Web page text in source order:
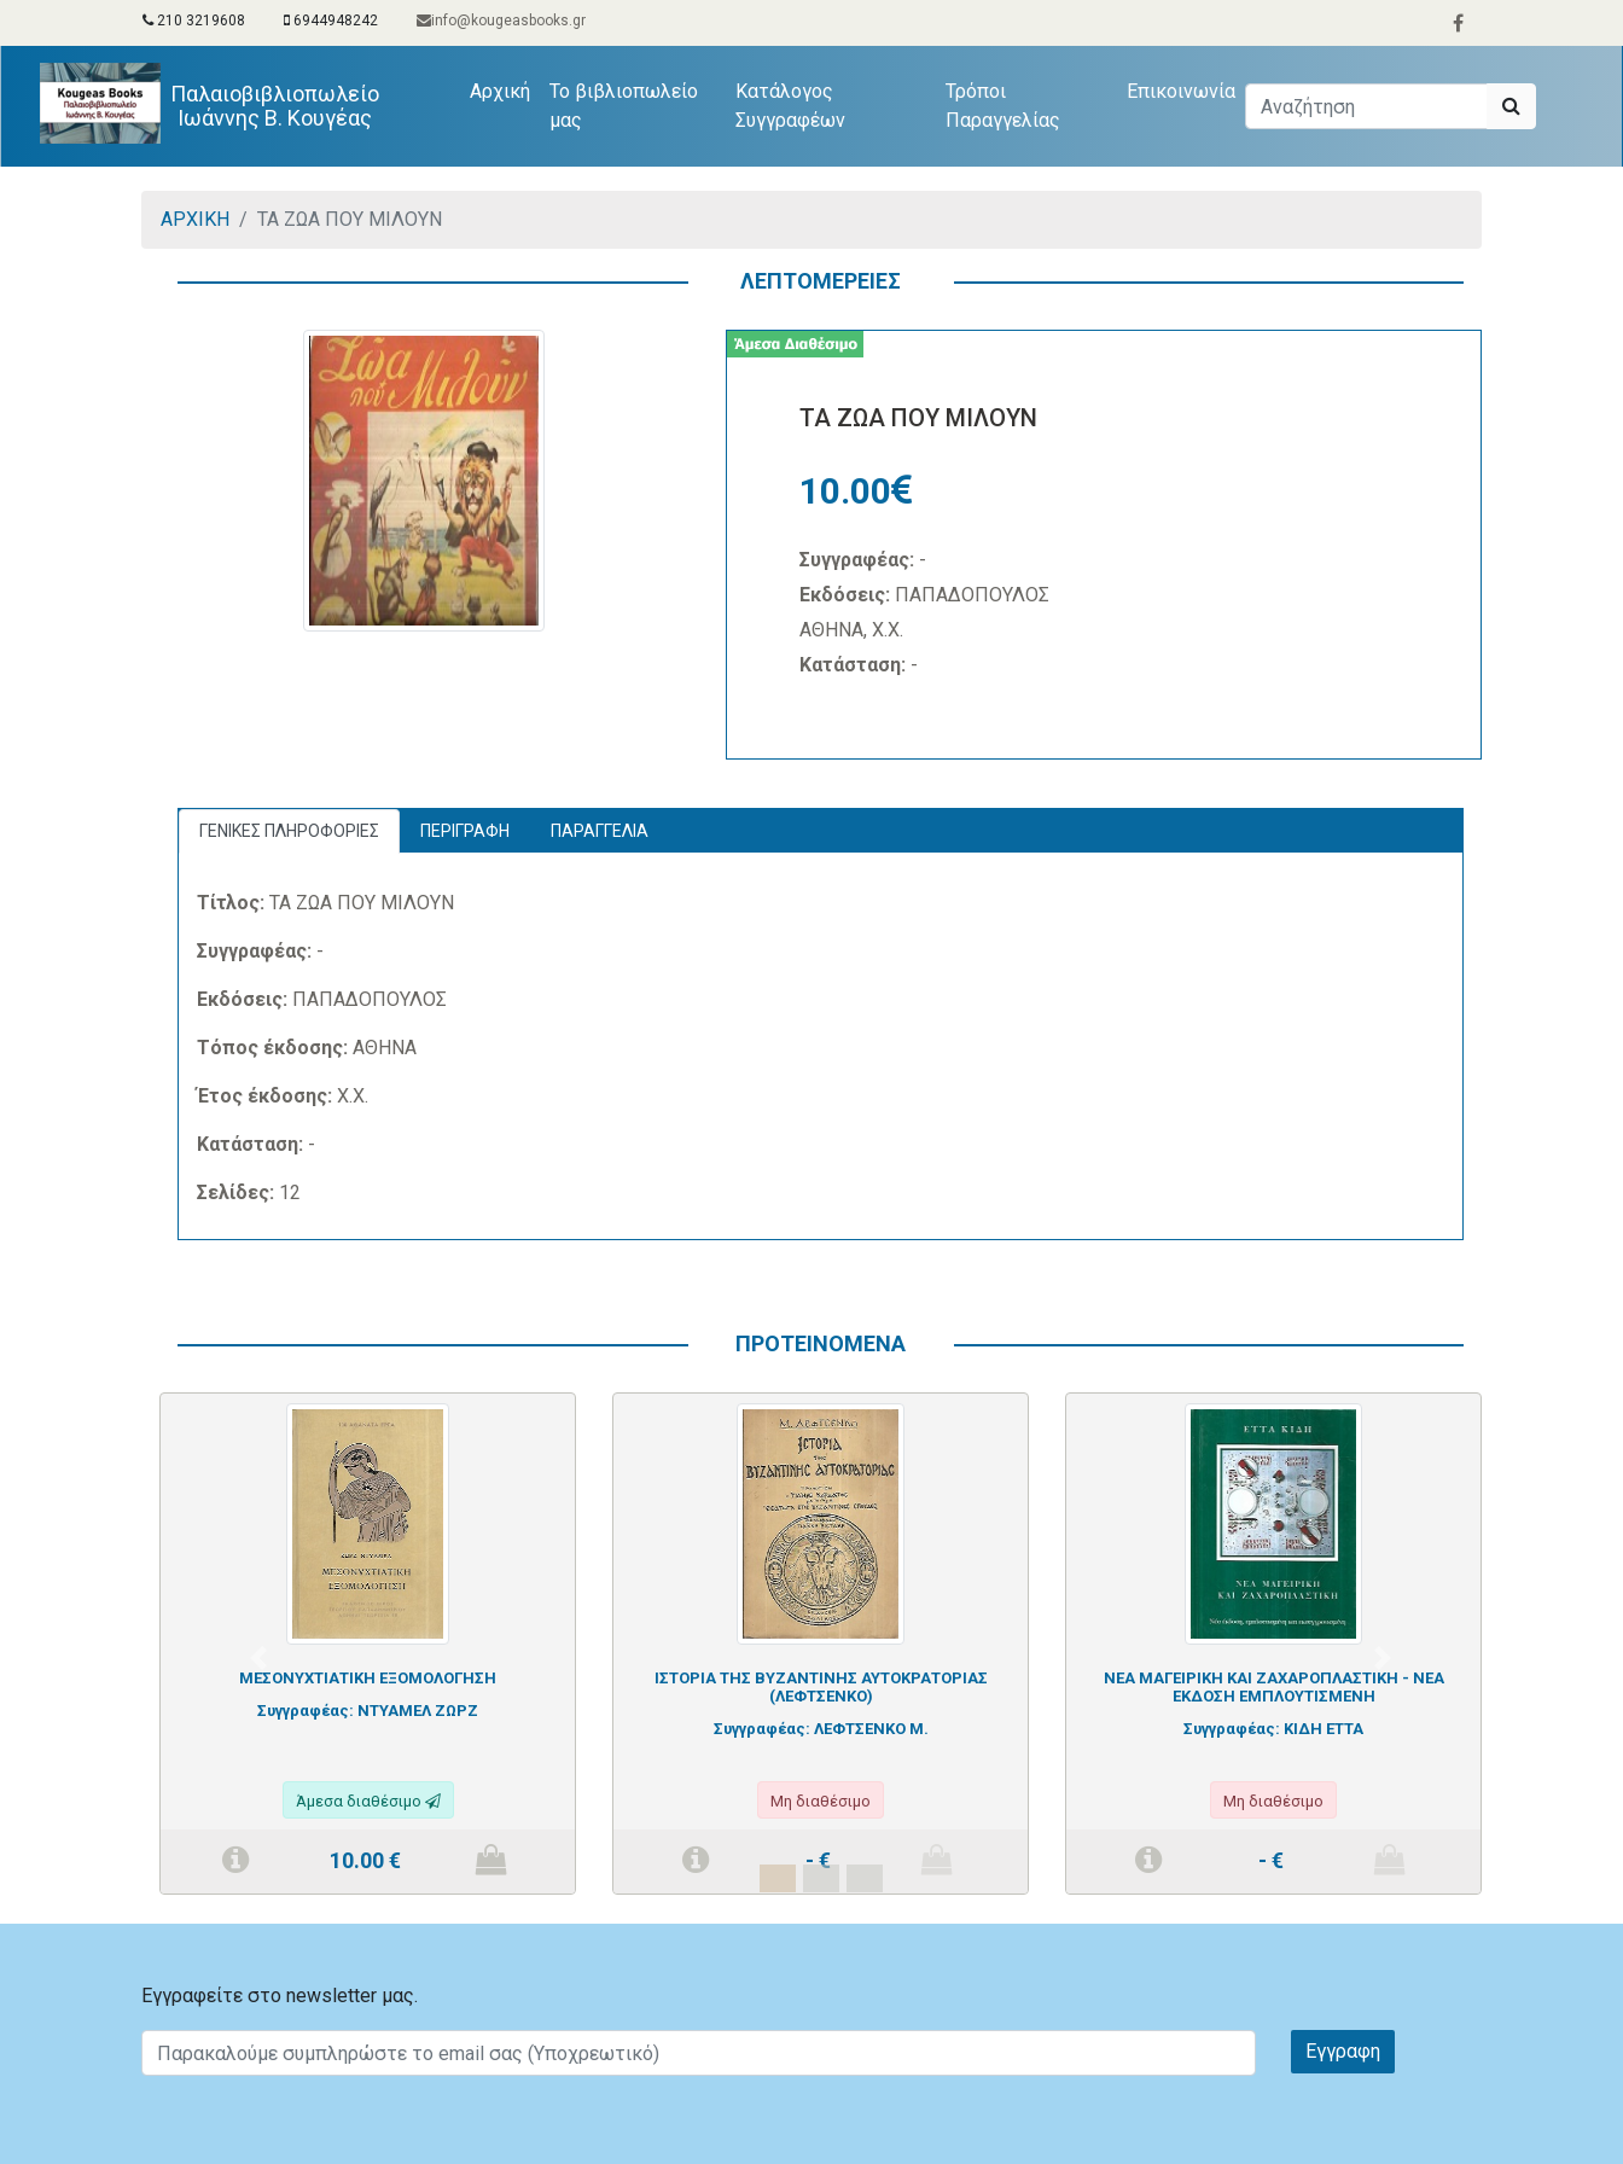
210 3219608 6944948242 info@kougeasbooks.gr
Παλαιοβιβλιοπωλείο
Ιωάννης Β. Κουγέας
Αρχική(current)
Το βιβλιοπωλείο
μας
Κατάλογος
Συγγραφέων
Τρόποι
Παραγγελίας
Επικοινωνία
ΑΡΧΙΚΗ ΤΑ ΖΩΑ ΠΟΥ ΜΙΛΟΥΝ
ΛΕΠΤΟΜΕΡΕΙΕΣ
ΤΑ ΖΩΑ ΠΟΥ ΜΙΛΟΥΝ
10.00
Συγγραφέας: -
Εκδόσεις: ΠΑΠΑΔΟΠΟΥΛΟΣ
ΑΘΗΝΑ, Χ.Χ.
Κατάσταση: -
ΓΕΝΙΚΕΣ ΠΛΗΡΟΦΟΡΙΕΣ ΠΕΡΙΓΡΑΦΗ ΠΑΡΑΓΓΕΛΙΑ
Τίτλος: ΤΑ ΖΩΑ ΠΟΥ ΜΙΛΟΥΝ
Συγγραφέας: -
Εκδόσεις: ΠΑΠΑΔΟΠΟΥΛΟΣ
Τόπος έκδοσης: ΑΘΗΝΑ
Έτος έκδοσης: Χ.Χ.
Κατάσταση: -
Σελίδες: 12
ΠΡΟΤΕΙΝΟΜΕΝΑ
ΜΕΣΟΝΥΧΤΙΑΤΙΚΗ ΕΞΟΜΟΛΟΓΗΣΗ
Συγγραφέας: ΝΤΥΑΜΕΛ ΖΩΡΖ
Άμεσα διαθέσιμο
10.00€
ΙΣΤΟΡΙΑ ΤΗΣ ΒΥΖΑΝΤΙΝΗΣ ΑΥΤΟΚΡΑΤΟΡΙΑΣ
(ΛΕΦΤΣΕΝΚΟ)
Συγγραφέας: ΛΕΦΤΣΕΝΚΟ Μ.
Μη διαθέσιμο
- €
ΝΕΑ ΜΑΓΕΙΡΙΚΗ ΚΑΙ ΖΑΧΑΡΟΠΛΑΣΤΙΚΗ - ΝΕΑ
ΕΚΔΟΣΗ ΕΜΠΛΟΥΤΙΣΜΕΝΗ
Συγγραφέας: ΚΙΔΗ ΕΤΤΑ
Μη διαθέσιμο
- €
Previous Next
Εγγραφείτε στο newsletter μας.
Εγγραφη